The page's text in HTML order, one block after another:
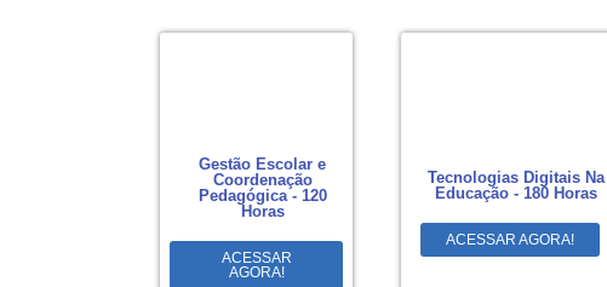
Gestão Escolar e
Coordenação
Pedagógica - 120
Horas
ACESSAR
AGORA!
Tecnologias Digitais Na
Educação - 180 Horas
ACESSAR AGORA!